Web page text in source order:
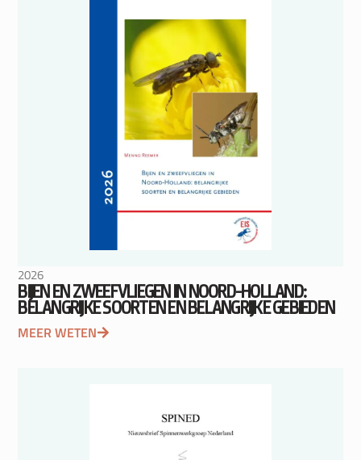
2026
BIJEN EN ZWEEFVLIEGEN IN NOORD-HOLLAND:
BELANGRIJKE SOORTEN EN BELANGRIJKE GEBIEDEN
MEER WETEN